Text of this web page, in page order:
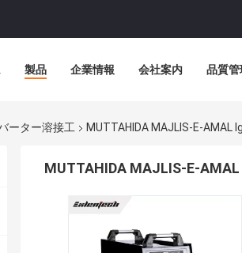
製品 企業情報 会社案内 品質管
ーター溶接工 MUTTAHIDA MAJLIS-E-AMAL
MUTTAHIDA MAJLIS-E-